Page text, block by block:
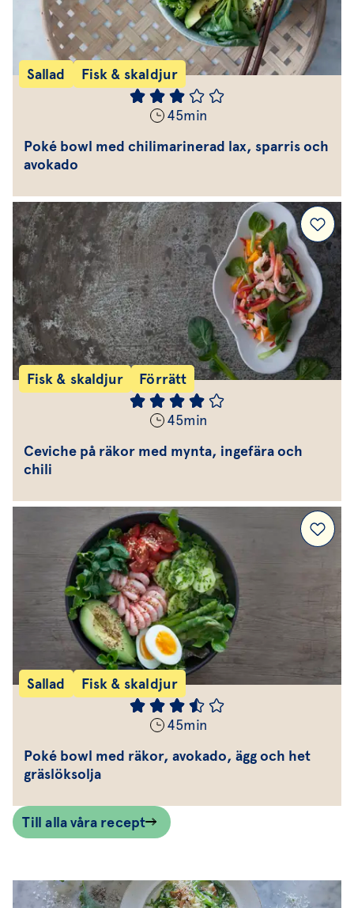
Sallad Fisk & skaldjur
45min
Poké bowl med chilimarinerad lax, sparris och
avokado
Fisk & skaldjur Förrätt
45min
Ceviche på räkor med mynta, ingefära och
chili
Sallad Fisk & skaldjur
45min
Poké bowl med räkor, avokado, ägg och het
gräslöksolja
Till alla våra recept